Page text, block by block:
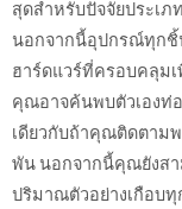
สุดสำหรับปัจจัยประเ
นอกจากนี้อุปกรณ์ทุกชิ้น
ฮาร์ดแวร์ที่ครอบคลุมเ
คุณอาจค้นพบตัวเองท่
เดียวกับถ้าคุณติดตาม
พัน นอกจากนี้คุณยังสา
ปริมาณตัวอย่างเกือบ